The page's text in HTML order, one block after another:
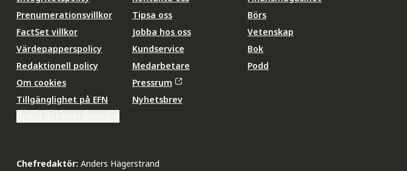
Prenumerationsvillkor
FactSet villkor
Värdepapperspolicy
Redaktionell policy
Om cookies
Tillgänglighet på EFN
Tipsa oss
Jobba hos oss
Kundservice
Medarbetare
Pressrum
Nyhetsbrev
Börs
Vetenskap
Bok
Podd
Chefredaktör: Anders Hägerstrand